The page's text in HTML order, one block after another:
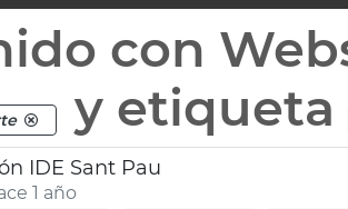
con
y etiqueta
IDE Sant Pau
1 año